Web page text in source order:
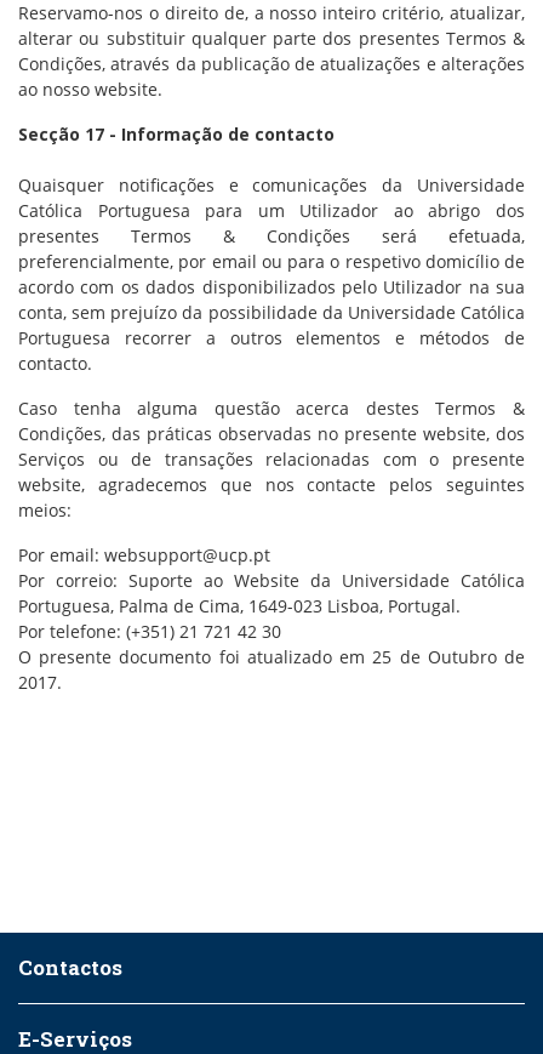
Reservamo-nos o direito de, a nosso inteiro critério, atualizar,
alterar ou substituir qualquer parte dos presentes Termos &
Condições, através da publicação de atualizações e alterações
ao nosso website.
Secção 17 - Informação de contacto
Quaisquer notificações e comunicações da Universidade
Católica Portuguesa para um Utilizador ao abrigo dos
presentes Termos & Condições será efetuada,
preferencialmente, por email ou para o respetivo domicílio de
acordo com os dados disponibilizados pelo Utilizador na sua
conta, sem prejuízo da possibilidade da Universidade Católica
Portuguesa recorrer a outros elementos e métodos de
contacto.
Caso tenha alguma questão acerca destes Termos &
Condições, das práticas observadas no presente website, dos
Serviços ou de transações relacionadas com o presente
website, agradecemos que nos contacte pelos seguintes
meios:
Por email: websupport@ucp.pt
Por correio: Suporte ao Website da Universidade Católica
Portuguesa, Palma de Cima, 1649-023 Lisboa, Portugal.
Por telefone: (+351) 21 721 42 30
O presente documento foi atualizado em 25 de Outubro de
2017.
Contactos
E-Serviços